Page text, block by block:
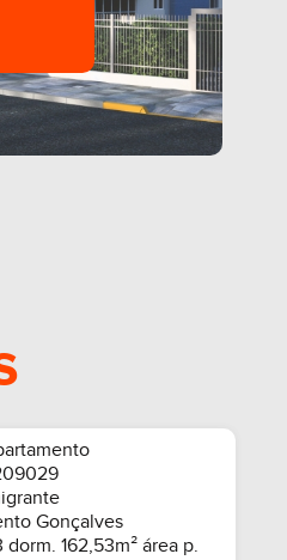
Gonçalves
dorm. 162,53m² área p.